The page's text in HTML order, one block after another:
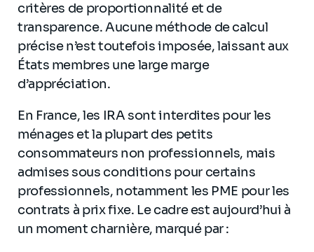
critères de proportionnalité et de
transparence. Aucune méthode de calcul
précise n’est toutefois imposée, laissant aux
États membres une large marge
d’appréciation.
En France, les IRA sont interdites pour les
ménages et la plupart des petits
consommateurs non professionnels, mais
admises sous conditions pour certains
professionnels, notamment les PME pour les
contrats à prix fixe. Le cadre est aujourd’hui à
un moment charnière, marqué par :